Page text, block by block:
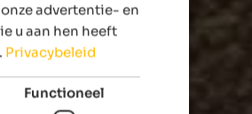
DUTCH
advertentie- en
u aan hen heeft
Privacybeleid
Functioneel